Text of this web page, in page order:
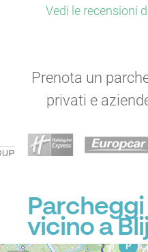
Vedi le recensioni
Prenota un
privati e
vicino a
P